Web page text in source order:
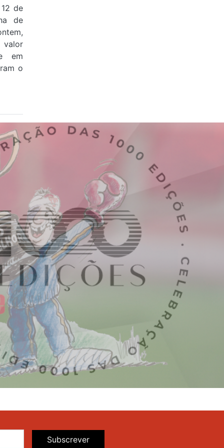
de
de
em
o
Subscrever